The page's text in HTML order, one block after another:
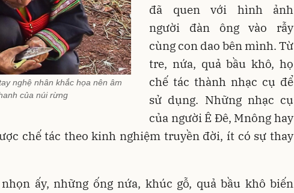
nghệ nhân khắc họa nên âm
của núi rừng
đã quen với hình ảnh
người đàn ông vào rẫy
cùng con dao bên mình. Từ
tre, nứa, quả bầu khô, họ
chế tác thành nhạc cụ để
sử dụng. Những nhạc cụ
của người Ê Đê, Mnông hay
chế tác theo kinh nghiệm truyền đời, ít có sự thay
ấy, những ống nứa, khúc gỗ, quả bầu khô biến